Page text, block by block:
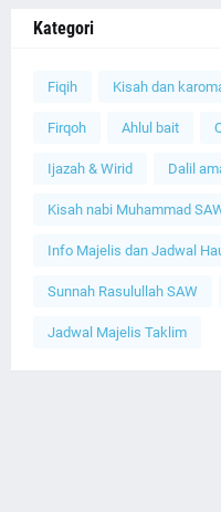
Kategori
Fiqih Kisah dan
Firqoh Ahlul bait
Ijazah & Wirid Dalil
Kisah nabi Muhammad
Info Majelis dan Jadwal
Sunnah Rasulullah SAW
Jadwal Majelis Taklim